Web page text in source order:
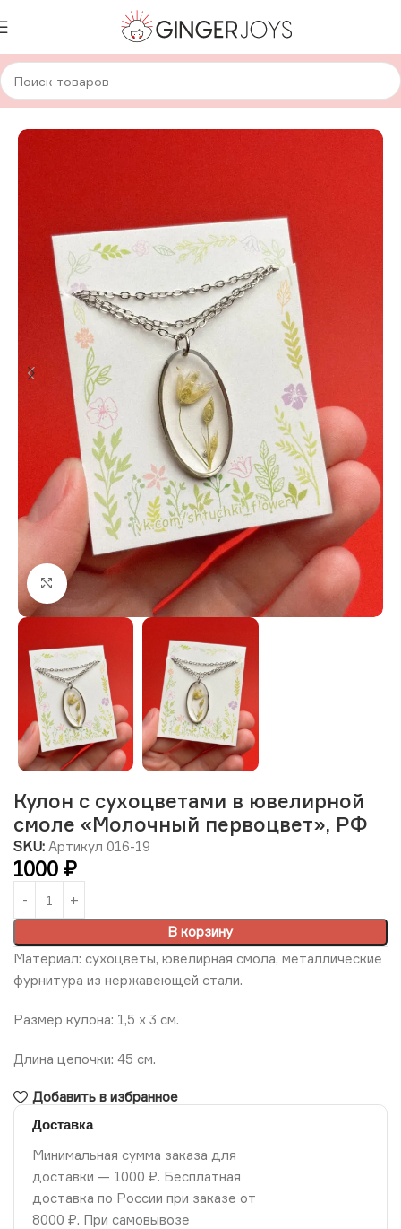
Главная Украшения Кулоны Кулоны с сухоцветами
Нажмите, чтобы увеличить изображение
Кулон с сухоцветами в ювелирной
смоле «Молочный первоцвет», РФ
SKU: Артикул 016-19
1000 ₽
В корзину
Материал: сухоцветы, ювелирная смола, металлические
фурнитура из нержавеющей стали.
Размер кулона: 1,5 х 3 см.
Длина цепочки: 45 см.
Добавить в избранное
Доставка
Минимальная сумма заказа для
доставки — 1000 ₽. Бесплатная
доставка по России при заказе от
8000 ₽. При самовывозе